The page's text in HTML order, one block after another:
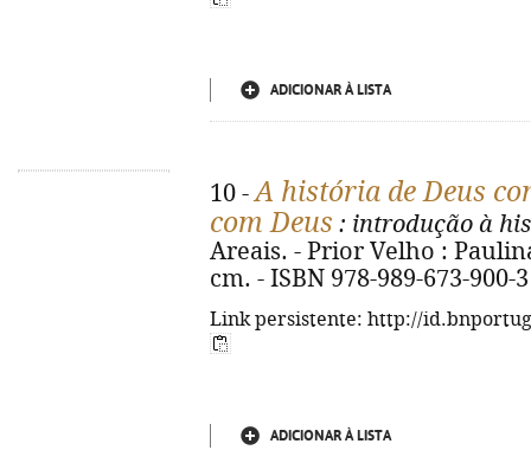
ADICIONAR À LISTA
10 -A história de Deus
com Deus : introdução à
Areais. - Prior Velho :
cm. - ISBN 978-989-673-900-3
Link persistente: http://
ADICIONAR À LISTA